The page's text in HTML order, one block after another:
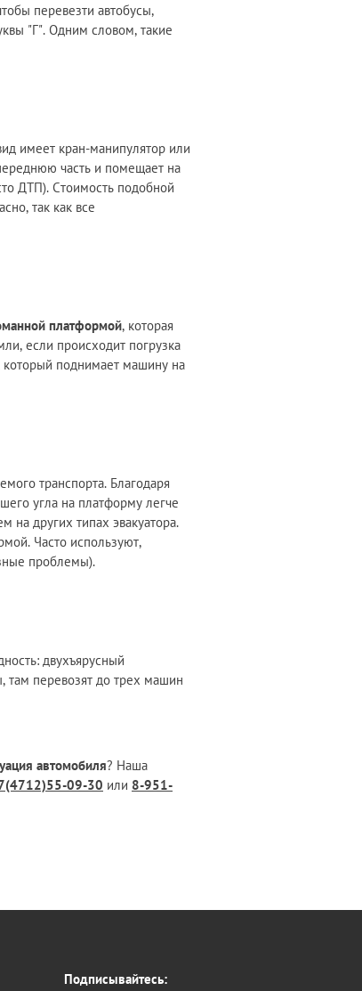
перевезти автобусы,
"Г". Одним словом, такие
имеет кран-манипулятор или
часть и помещает на
ДТП). Стоимость подобной
так как все
платформой, которая
если происходит погрузка
который поднимает машину на
транспорта. Благодаря
угла на платформу легче
других типах эвакуатора.
Часто используют,
проблемы).
двухъярусный
там перевозят до трех машин
автомобиля? Наша
09-30 или 8-951-
Подписывайтесь: